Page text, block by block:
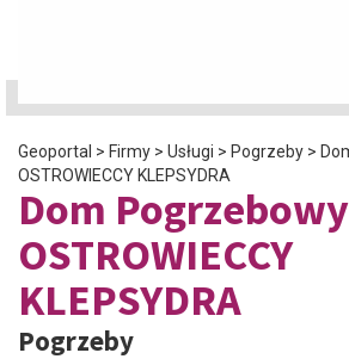
Geoportal > Firmy > Usługi > Pogrzeby >
OSTROWIECCY KLEPSYDRA
Dom Pogrzebowy
OSTROWIECCY
KLEPSYDRA
Pogrzeby